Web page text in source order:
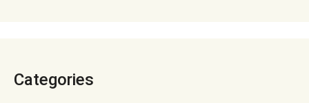
Categories